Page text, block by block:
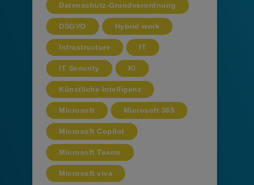
Datenschutz-Grundverordnung
DSGVO Hybrid work
Infrastructure IT
IT Security KI
Künstliche Intelligenz
Microsoft Microsoft 365
Microsoft Copilot
Microsoft Teams
Microsoft viva